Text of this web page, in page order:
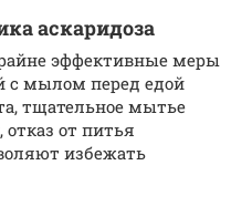
аскаридоза
эффективные меры
с мылом перед едой
тщательное мытье
от питья
избежать